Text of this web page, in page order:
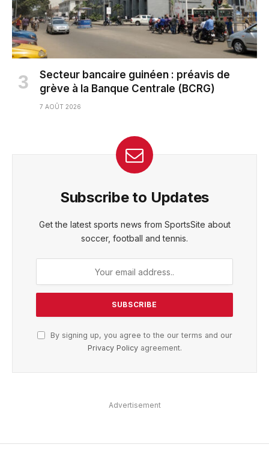
Secteur bancaire guinéen : préavis de
grève à la Banque Centrale (BCRG)
7 AOÛT 2026
Subscribe to Updates
Get the latest sports news from SportsSite about
soccer, football and tennis.
By signing up, you agree to the our terms and our
Privacy Policyagreement.
Advertisement